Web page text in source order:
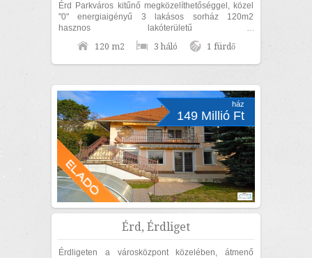
Érd Parkváros kitűnő megközelíthetőséggel, közel
"0" energiaigényű 3 lakásos sorház 120m2
hasznos lakóterületű 3
szoba+nappalis+GARÁZSOS, belső kétszintes,
KÜLÖN UTCAFRONTI...
120 m2 3 háló 1 fürdő
ház
149 Millió Ft
Érd, Érdliget
Érdligeten a városközpont közelében, átmenő